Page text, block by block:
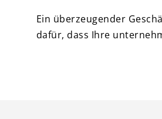
Ein überzeugender
dafür, dass Ihre